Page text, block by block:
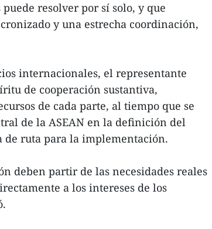
resolver por sí solo, y que
y una estrecha coordinación,
internacionales, el representante
de cooperación sustantiva,
de cada parte, al tiempo que se
de la ASEAN en la definición del
de ruta para la implementación.
deben partir de las necesidades reales
a los intereses de los